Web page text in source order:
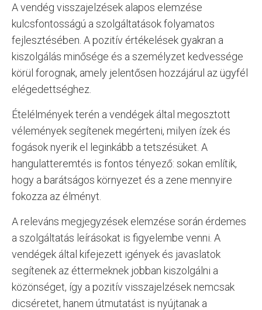
A vendég visszajelzések alapos elemzése
kulcsfontosságú a szolgáltatások folyamatos
fejlesztésében. A pozitív értékelések gyakran a
kiszolgálás minősége és a személyzet kedvessége
körül forognak, amely jelentősen hozzájárul az ügyfél
elégedettséghez.
Ételélmények terén a vendégek által megosztott
vélemények segítenek megérteni, milyen ízek és
fogások nyerik el leginkább a tetszésüket. A
hangulatteremtés is fontos tényező: sokan említik,
hogy a barátságos környezet és a zene mennyire
fokozza az élményt.
A releváns megjegyzések elemzése során érdemes
a szolgáltatás leírásokat is figyelembe venni. A
vendégek által kifejezett igények és javaslatok
segítenek az éttermeknek jobban kiszolgálni a
közönséget, így a pozitív visszajelzések nemcsak
dicséretet, hanem útmutatást is nyújtanak a